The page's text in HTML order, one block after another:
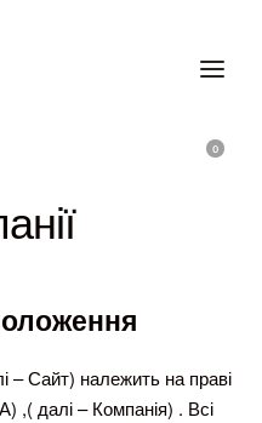
0
Сайт) належить на праві
,( далі – Компанія) . Всі